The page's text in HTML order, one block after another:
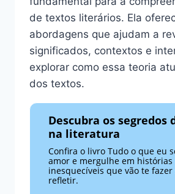
de textos literários. Ela
abordagens que ajudam a
significados, contextos e
explorar como essa teoria
dos textos.
Descubra os segredos
na literatura
Confira o livro Tudo o que eu
amor e mergulhe em histórias
inesquecíveis que vão te
refletir.